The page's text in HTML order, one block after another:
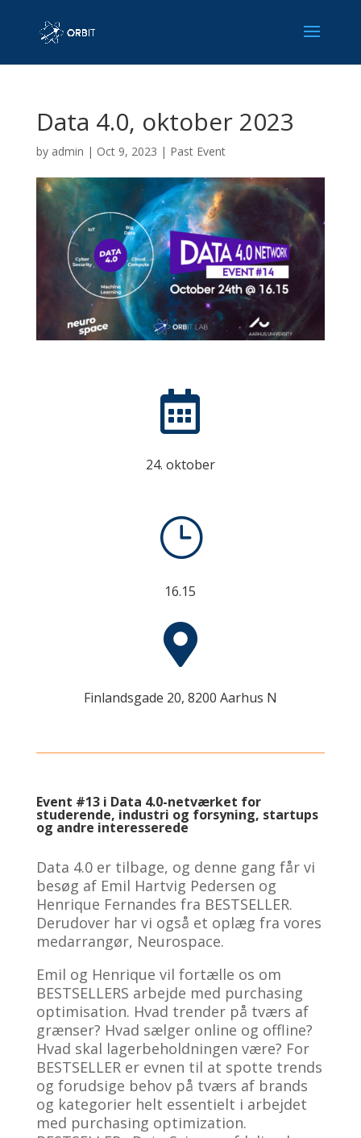
Data 4.0, oktober 2023
by admin | Oct 9, 2023 | Past Event

24. oktober
}
16.15

Finlandsgade 20, 8200 Aarhus N
Event #13 i Data 4.0-netværket for
studerende, industri og forsyning, startups
og andre interesserede
Data 4.0 er tilbage, og denne gang får vi
besøg af Emil Hartvig Pedersen og
Henrique Fernandes fra BESTSELLER.
Derudover har vi også et oplæg fra vores
medarrangør, Neurospace.
Emil og Henrique vil fortælle os om
BESTSELLERS arbejde med purchasing
optimisation. Hvad trender på tværs af
grænser? Hvad sælger online og offline?
Hvad skal lagerbeholdningen være? For
BESTSELLER er evnen til at spotte trends
og forudsige behov på tværs af brands
og kategorier helt essentielt i arbejdet
med purchasing optimization.